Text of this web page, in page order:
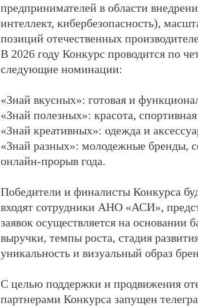
предпринимателей в области
интеллект, кибербезопасность),
позиций отечественных
В 2026 году Конкурс проводится по
следующие номинации:
«Знай вкусных»: готовая и
«Знай полезных»: красота,
«Знай креативных»: одежда и
«Знай разных»: молодежные бренды,
онлайн-прорыв года.
Победители и финалисты Конкурса
входят сотрудники АНО «АСИ»,
заявок осуществляется на
выручки, темпы роста, стадия
уникальность и визуальный образ
С целью поддержки и продвижения
партнерами Конкурса запущен